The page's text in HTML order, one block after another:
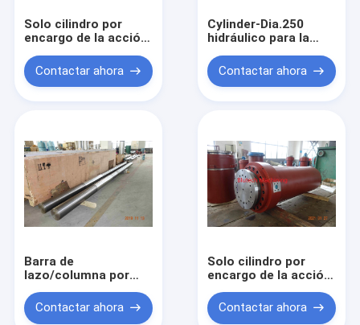
Solo cilindro por
encargo de la acción
lamina hidráulica de
la tarjeta de crédito
Contactar ahora
Cylinder-Dia.250
hidráulico para la
chapa con laminar la
prensa caliente
Contactar ahora
Barra de
lazo/columna por
encargo para 4
prensas de la
columna
Contactar ahora
Solo cilindro por
encargo de la acción
para la prensa
hidráulica de
Metalforming
Contactar ahora